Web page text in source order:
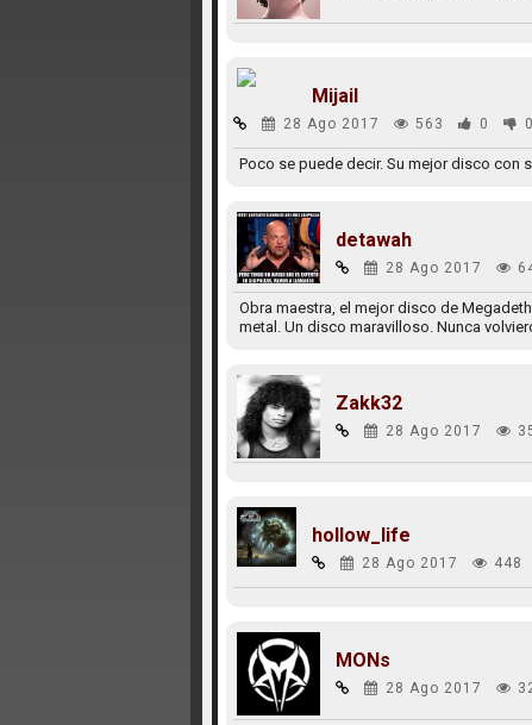
Mijail
28 Ago 2017 563 0 0
Poco se puede decir. Su mejor disco con
detawah
28 Ago 2017
Obra maestra, el mejor disco de
metal. Un disco maravilloso. Nunca
Zakk32
28 Ago 2017
hollow_life
28 Ago 2017 448
MONs
28 Ago 2017